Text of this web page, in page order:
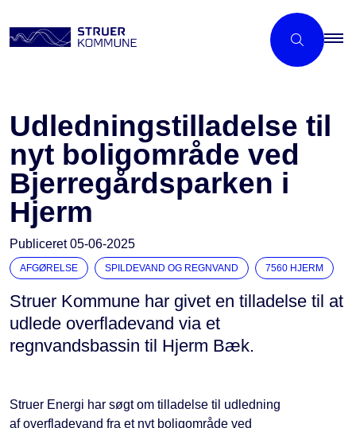
Udledningstilladelse til
nyt boligområde ved
Bjerregårdsparken i
Hjerm
Publiceret05-06-2025
AFGØRELSE SPILDEVAND OG REGNVAND 7560 HJERM
Struer Kommune har givet en tilladelse til at
udlede overfladevand via et
regnvandsbassin til Hjerm Bæk.
Struer Energi har søgt om tilladelse til udledning
af overfladevand fra et nyt boligområde ved